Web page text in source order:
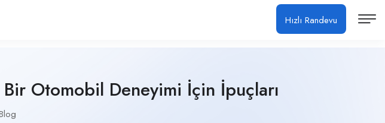
Hızlı Randevu
Otomobil Deneyimi İçin İpuçları